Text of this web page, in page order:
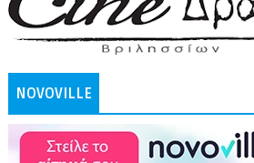
NOVOVILLE